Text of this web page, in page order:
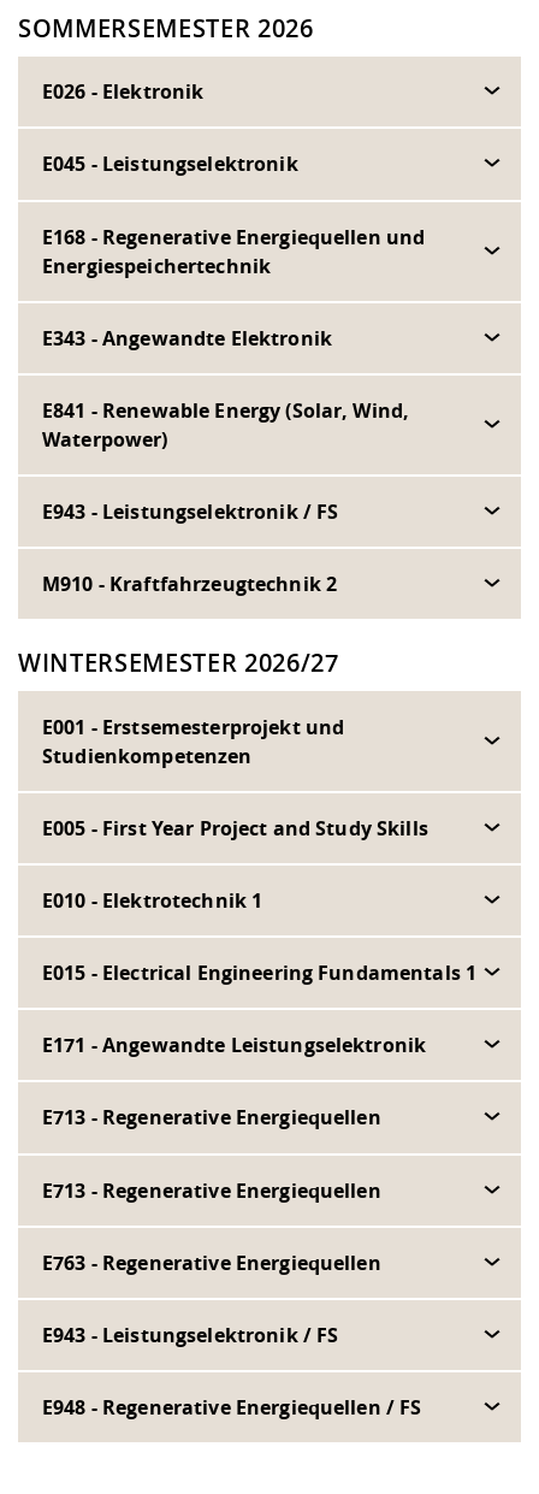
SOMMERSEMESTER 2026
E026 - Elektronik
E045 - Leistungselektronik
E168 - Regenerative Energiequellen und
Energiespeichertechnik
E343 - Angewandte Elektronik
E841 - Renewable Energy (Solar, Wind,
Waterpower)
E943 - Leistungselektronik / FS
M910 - Kraftfahrzeugtechnik 2
WINTERSEMESTER 2026/27
E001 - Erstsemesterprojekt und
Studienkompetenzen
E005 - First Year Project and Study Skills
E010 - Elektrotechnik 1
E015 - Electrical Engineering Fundamentals 1
E171 - Angewandte Leistungselektronik
E713 - Regenerative Energiequellen
E713 - Regenerative Energiequellen
E763 - Regenerative Energiequellen
E943 - Leistungselektronik / FS
E948 - Regenerative Energiequellen / FS